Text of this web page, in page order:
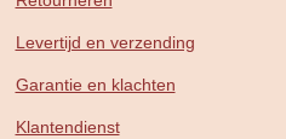
Levertijd en verzending
Garantie en klachten
Klantendienst